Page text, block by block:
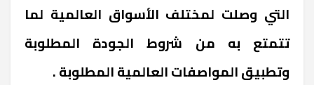
التي وصلت لمختلف الأسواق العالمية لما
تتمتع به من شروط الجودة المطلوبة
وتطبيق المواصفات العالمية المطلوبة .